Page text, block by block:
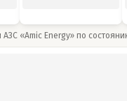
«Amic Energy» по